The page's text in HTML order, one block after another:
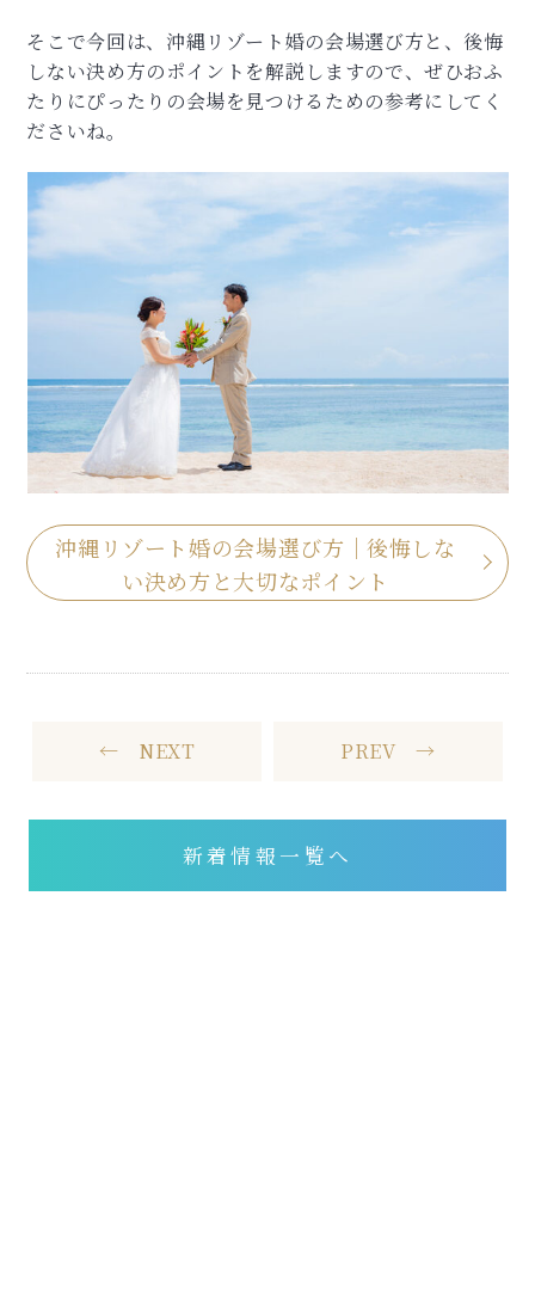
そこで今回は、沖縄リゾート婚の会場選び方と、後悔
しない決め方のポイントを解説しますので、ぜひおふ
たりにぴったりの会場を見つけるための参考にしてく
ださいね。
沖縄リゾート婚の会場選び方｜後悔しな
い決め方と大切なポイント
← NEXT PREV →
新着情報一覧へ